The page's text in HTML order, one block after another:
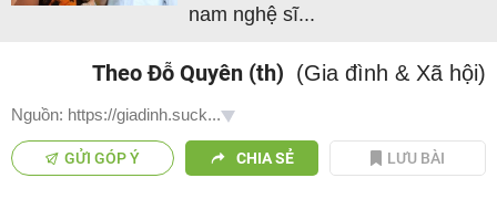
nam nghệ sĩ...
Theo Đỗ Quyên (th) (Gia đình & Xã hội)
Nguồn: https://giadinh.suck...
GỬI GÓP Ý CHIA SẺ LƯU BÀI